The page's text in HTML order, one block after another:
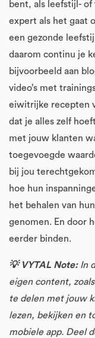
bent, als leefstijl- of
expert als het gaat
een gezonde
daarom continu je
bijvoorbeeld aan
video’s met
eiwitrijke recepten
dat je alles zelf
met jouw klanten
toegevoegde
bij jou
hoe hun
het behalen van
genomen. En door
eerder binden.
💡 VYTAL Note: In
eigen content,
te delen met jouw
lezen, bekijken en
mobiele app. Deel